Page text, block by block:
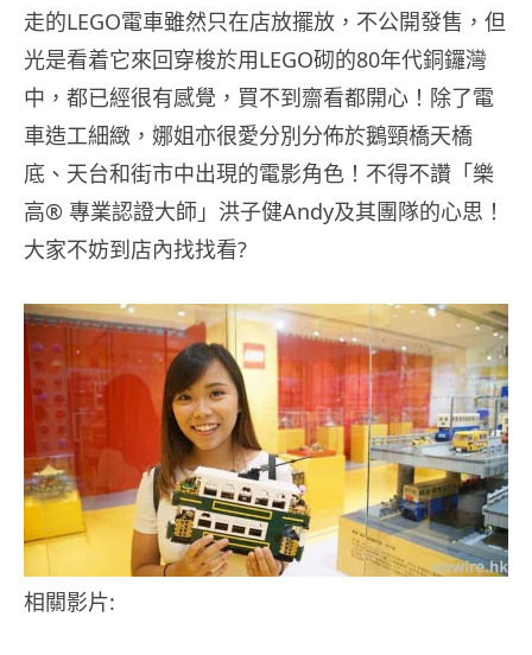
走的LEGO電車雖然只在店放擺放，不公開發售，但
光是看着它來回穿梭於用LEGO砌的80年代銅鑼灣
中，都已經很有感覺，買不到齋看都開心！除了電
車造工細緻，娜姐亦很愛分別分佈於鵝頸橋天橋
底、天台和街市中出現的電影角色！不得不讚「樂
高® 專業認證大師」洪子健Andy及其團隊的心思！
大家不妨到店內找找看?
相關影片: